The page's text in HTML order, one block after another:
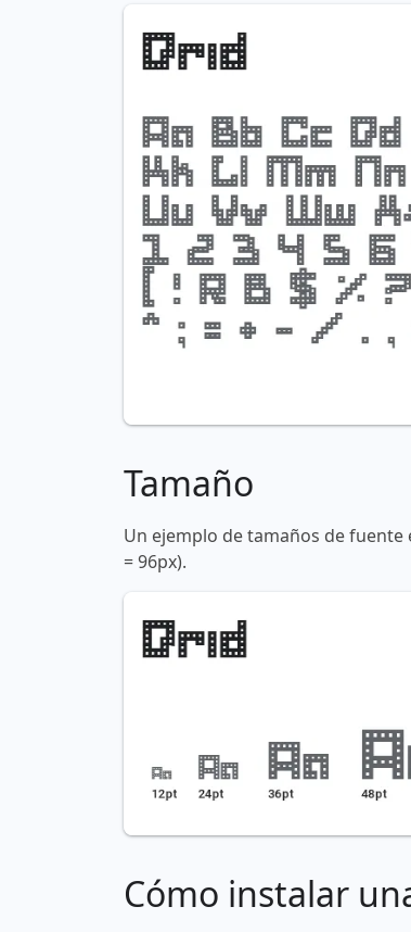
Tamaño
Un ejemplo de tamaños de fuente
= 96px).
Cómo instalar